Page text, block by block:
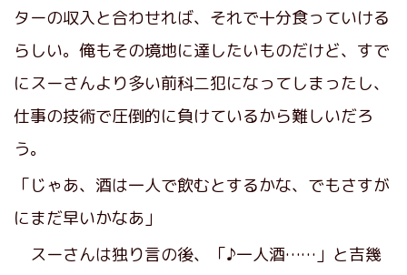
ターの収入と合わせれば、それで十分食っていける
らしい。俺もその境地に達したいものだけど、すで
にスーさんより多い前科二犯になってしまったし、
仕事の技術で圧倒的に負けているから難しいだろ
う。
「じゃあ、酒は一人で飲むとするかな、でもさすが
にまだ早いかなあ」
スーさんは独り言の後、「♪一人酒……」と吉幾